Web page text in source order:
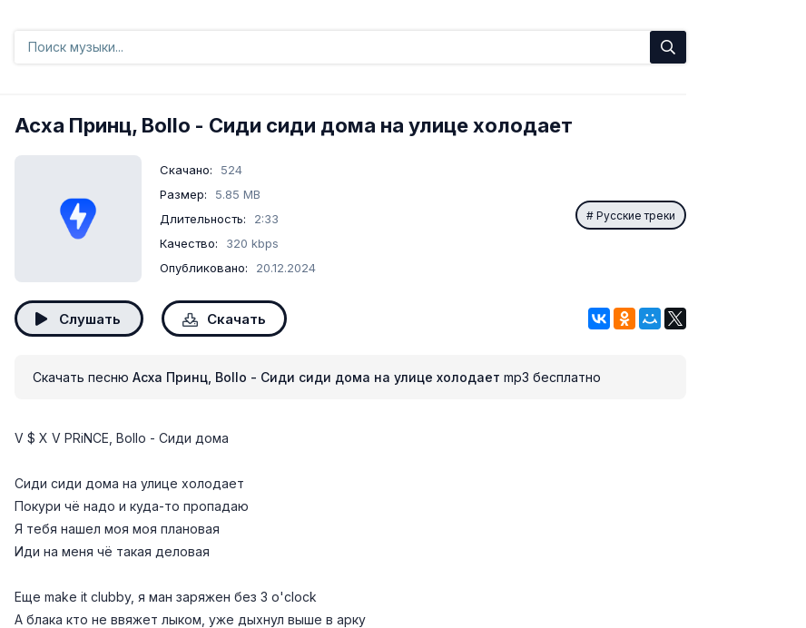
Асха Принц, Bollo - Сиди сиди дома на улице холодает
Скачано:
524
Размер:
5.85 MB
Длительность:
2:33
Качество:
320 kbps
Опубликовано:
20.12.2024
Русские треки
Слушать Скачать
Скачать песню Асха Принц, Bollo - Сиди сиди дома на улице холодает mp3 бесплатно
V $ X V PRiNCE, Bollo - Сиди дома
Сиди сиди дома на улице холодает
Покури чё надо и куда-то пропадаю
Я тебя нашел моя моя плановая
Иди на меня чё такая деловая
Еще make it clubby, я ман заряжен без 3 o'clock
А блака кто не ввяжет лыком, уже дыхнул выше в арку